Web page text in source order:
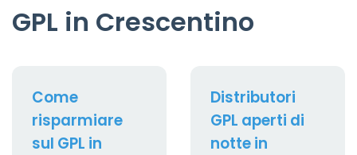
GPL in Crescentino
Come
risparmiare
sul GPL in
Distributori
GPL aperti di
notte in